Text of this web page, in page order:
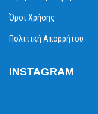
Όροι Χρήσης
Πολιτική Απορρήτου
INSTAGRAM